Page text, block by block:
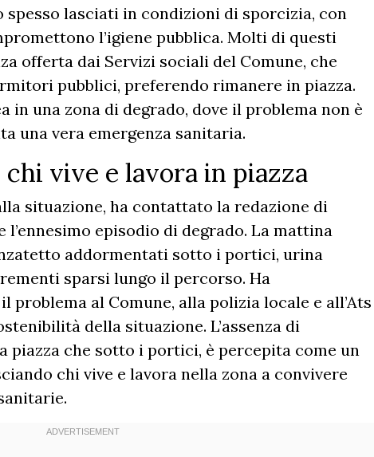
spesso lasciati in condizioni di sporcizia, con
l’igiene pubblica. Molti di questi
offerta dai Servizi sociali del Comune, che
pubblici, preferendo rimanere in piazza.
in una zona di degrado, dove il problema non è
una vera emergenza sanitaria.
vive e lavora in piazza
situazione, ha contattato la redazione di
episodio di degrado. La mattina
addormentati sotto i portici, urina
sparsi lungo il percorso. Ha
problema al Comune, alla polizia locale e all’Ats
della situazione. L’assenza di
piazza che sotto i portici, è percepita come un
chi vive e lavora nella zona a convivere